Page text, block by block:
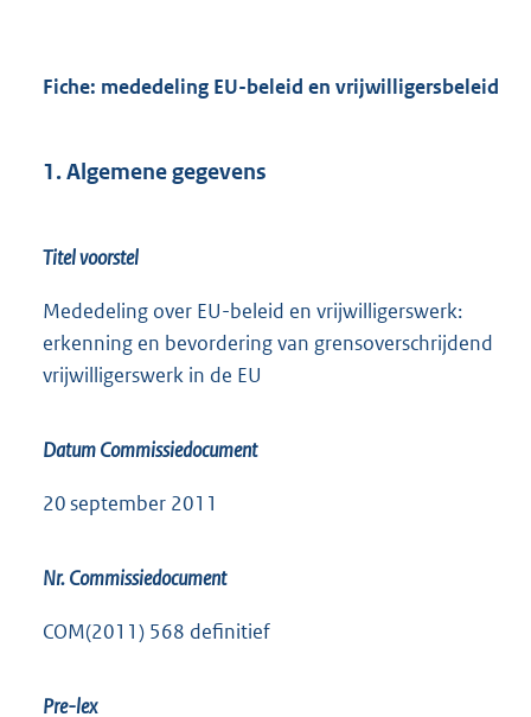
Fiche: mededeling EU-beleid en vrijwilligersbeleid
1. Algemene gegevens
Titel voorstel
Mededeling over EU-beleid en vrijwilligerswerk:
erkenning en bevordering van grensoverschrijdend
vrijwilligerswerk in de EU
Datum Commissiedocument
20 september 2011
Nr. Commissiedocument
COM(2011) 568 definitief
Pre-lex